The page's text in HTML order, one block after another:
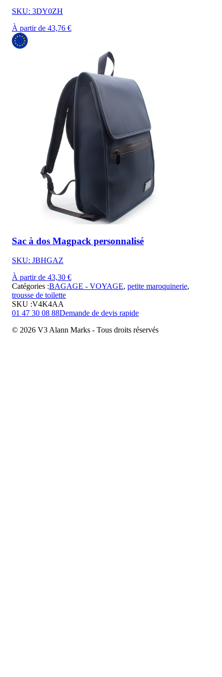
SKU: 3DY0ZH
À partir de 43,76 €
Sac à dos Magpack personnalisé
SKU: JBHGAZ
À partir de 43,30 €
Catégories :BAGAGE - VOYAGE, petite maroquinerie,
trousse de toilette
SKU :V4K4AA
01 47 30 08 88Demande de devis rapide
© 2026 V3 Alann Marks - Tous droits réservés